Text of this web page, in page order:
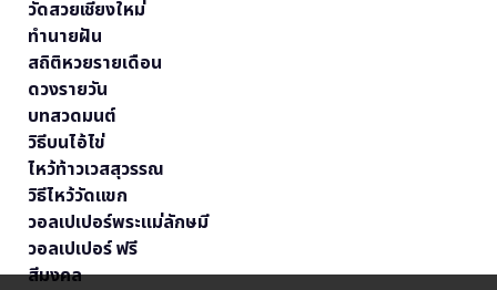
วัดสวยเชียงใหม่
ทำนายฝัน
สถิติหวยรายเดือน
ดวงรายวัน
บทสวดมนต์
วิธีบนไอ้ไข่
ไหว้ท้าวเวสสุวรรณ
วิธีไหว้วัดแขก
วอลเปเปอร์พระแม่ลักษมี
วอลเปเปอร์ ฟรี
สีมงคล